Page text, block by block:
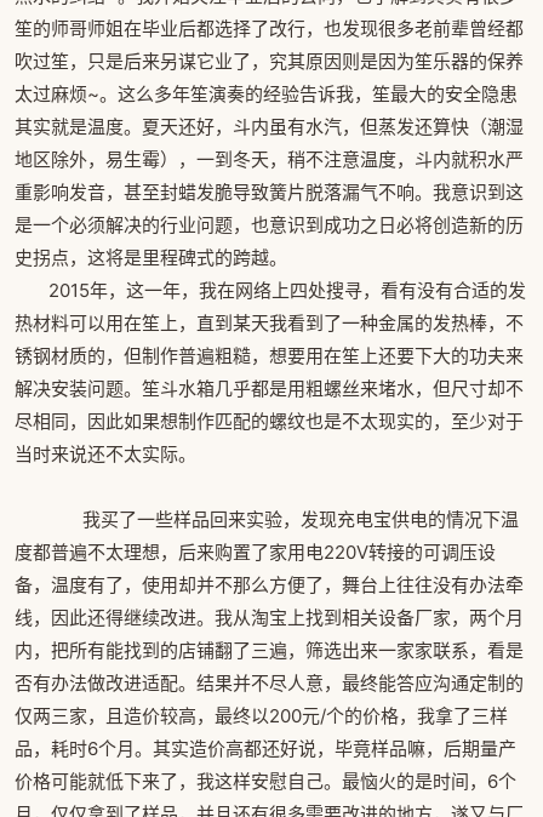
笙的师哥师姐在毕业后都选择了改行，也发现很多老前辈曾经都
吹过笙，只是后来另谋它业了，究其原因则是因为笙乐器的保养
太过麻烦~。这么多年笙演奏的经验告诉我，笙最大的安全隐患
其实就是温度。夏天还好，斗内虽有水汽，但蒸发还算快（潮湿
地区除外，易生霉），一到冬天，稍不注意温度，斗内就积水严
重影响发音，甚至封蜡发脆导致簧片脱落漏气不响。我意识到这
是一个必须解决的行业问题，也意识到成功之日必将创造新的历
史拐点，这将是里程碑式的跨越。
2015年，这一年，我在网络上四处搜寻，看有没有合适的发
热材料可以用在笙上，直到某天我看到了一种金属的发热棒，不
锈钢材质的，但制作普遍粗糙，想要用在笙上还要下大的功夫来
解决安装问题。笙斗水箱几乎都是用粗螺丝来堵水，但尺寸却不
尽相同，因此如果想制作匹配的螺纹也是不太现实的，至少对于
当时来说还不太实际。
我买了一些样品回来实验，发现充电宝供电的情况下温
度都普遍不太理想，后来购置了家用电220V转接的可调压设
备，温度有了，使用却并不那么方便了，舞台上往往没有办法牵
线，因此还得继续改进。我从淘宝上找到相关设备厂家，两个月
内，把所有能找到的店铺翻了三遍，筛选出来一家家联系，看是
否有办法做改进适配。结果并不尽人意，最终能答应沟通定制的
仅两三家，且造价较高，最终以200元/个的价格，我拿了三样
品，耗时6个月。其实造价高都还好说，毕竟样品嘛，后期量产
价格可能就低下来了，我这样安慰自己。最恼火的是时间，6个